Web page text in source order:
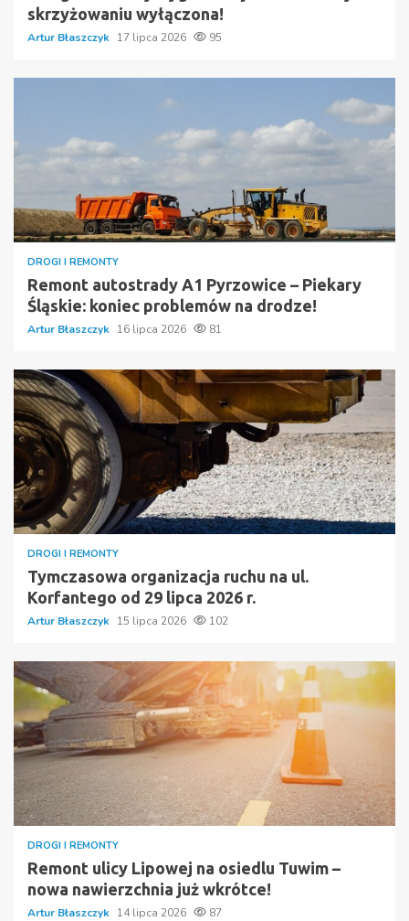
skrzyżowaniu wyłączona!
Artur Błaszczyk 17 lipca 2026 95
DROGI I REMONTY
Remont autostrady A1 Pyrzowice – Piekary
Śląskie: koniec problemów na drodze!
Artur Błaszczyk 16 lipca 2026 81
DROGI I REMONTY
Tymczasowa organizacja ruchu na ul.
Korfantego od 29 lipca 2026 r.
Artur Błaszczyk 15 lipca 2026 102
DROGI I REMONTY
Remont ulicy Lipowej na osiedlu Tuwim –
nowa nawierzchnia już wkrótce!
Artur Błaszczyk 14 lipca 2026 87